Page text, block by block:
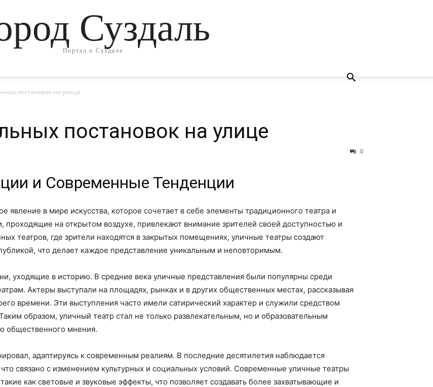
Суздаль
Портал о Суздале
постановок на улице
постановок на улице
0
и Современные Тенденции
явление в мире искусства, которое сочетает в себе элементы традиционного театра и
проходящие на открытом воздухе, привлекают внимание зрителей своей доступностью и
театров, где зрители находятся в закрытых помещениях, уличные театры создают
что делает каждое представление уникальным и неповторимым.
уходящие в историю. В средние века уличные представления были популярны среди
Актеры выступали на площадях, рынках и в других общественных местах, рассказывая
времени. Эти выступления часто имели сатирический характер и служили средством
образом, уличный театр стал не только развлекательным, но и образовательным
общественного мнения.
адаптируясь к современным реалиям. В последние десятилетия наблюдается
связано с изменением культурных и социальных условий. Современные уличные театры
как световые и звуковые эффекты, что позволяет создавать более захватывающие и